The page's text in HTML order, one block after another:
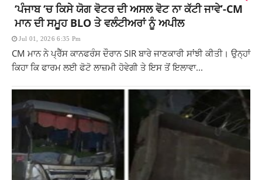
‘ਪੰਜਾਬ ‘ਚ ਕਿਸੇ ਯੋਗ ਵੋਟਰ ਦੀ ਅਸਲ ਵੋਟ ਨਾ ਕੱਟੀ ਜਾਵੇ’-CM
ਮਾਨ ਦੀ ਸਮੂਹ BLO ਤੇ ਵਲੰਟੀਅਰਾਂ ਨੂੰ ਅਪੀਲ
Jul 01, 2026 6:35 Pm
CM ਮਾਨ ਨੇ ਪ੍ਰੈੱਸ ਕਾਨਫਰੰਸ ਦੌਰਾਨ SIR ਬਾਰੇ ਜਾਣਕਾਰੀ ਸਾਂਝੀ ਕੀਤੀ। ਉਨ੍ਹਾਂ
ਕਿਹਾ ਕਿ ਫਾਰਮ ਲਈ ਫੋਟੋ ਲਾਜ਼ਮੀ ਹੋਵੇਗੀ ਤੇ ਇਸ ਤੋਂ ਇਲਾਵਾ...